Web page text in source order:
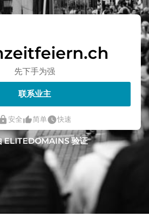
先下手为强
联系业主
lock安全thumb_up_alt简单watch_later快速
ELITEDOMAINS 验证